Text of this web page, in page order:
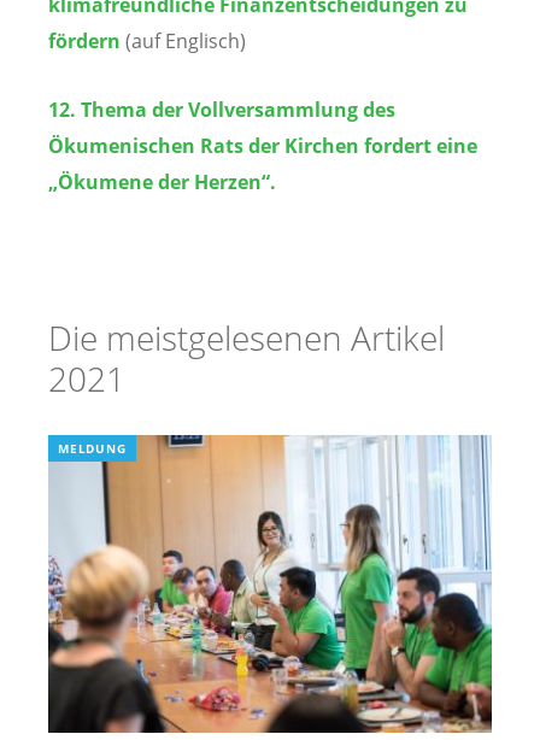
fördern (auf Englisch)
12. Thema der Vollversammlung des
Ökumenischen Rats der Kirchen fordert eine
„Ökumene der Herzen“.
Die meistgelesenen Artikel
2021
MELDUNG